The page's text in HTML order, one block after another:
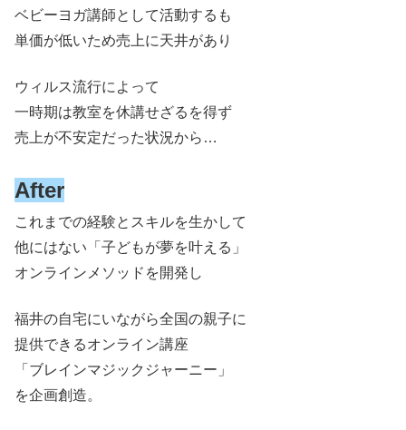
ベビーヨガ講師として活動するも
単価が低いため売上に天井があり
ウィルス流行によって
一時期は教室を休講せざるを得ず
売上が不安定だった状況から…
After
これまでの経験とスキルを生かして
他にはない「子どもが夢を叶える」
オンラインメソッドを開発し
福井の自宅にいながら全国の親子に
提供できるオンライン講座
「ブレインマジックジャーニー」
を企画創造。